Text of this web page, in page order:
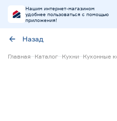
Нашим интернет-магазином
удобнее пользоваться с помощью
приложения!
Назад
Главная Каталог Кухни Кухонные